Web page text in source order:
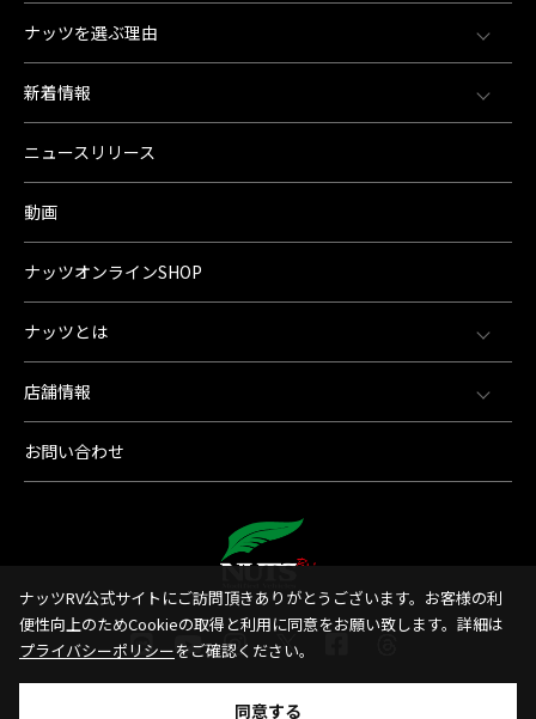
ナッツを選ぶ理由
新着情報
ニュースリリース
動画
ナッツオンラインSHOP
ナッツとは
店舗情報
お問い合わせ
© 1998-2026 Nut'sRV Co,.LTD All Rights Reserved.
ナッツRV公式サイトにご訪問頂きありがとうございます。お客様の利
便性向上のためCookieの取得と利用に同意をお願い致します。詳細は
プライバシーポリシーをご確認ください。
同意する